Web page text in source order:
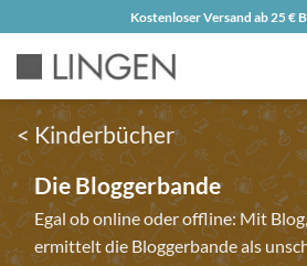
Inhalt
Kostenloser Versand ab 25 €
< Kinderbücher
Die Bloggerbande
Egal ob online oder offline: Mit
ermittelt die Bloggerbande als